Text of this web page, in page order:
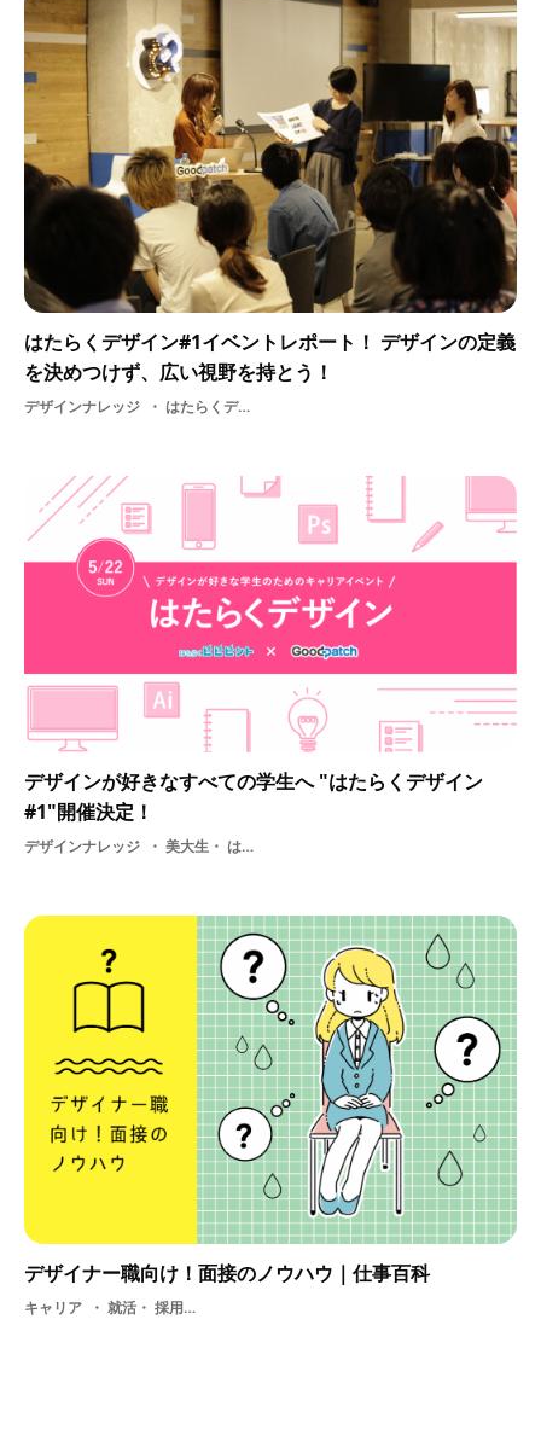
はたらくデザイン#1イベントレポート！ デザインの定義
を決めつけず、広い視野を持とう！
デザインナレッジ はたらくデザイン#1・ Goodpatch・ 新卒・ 仕事
デザインが好きなすべての学生へ "はたらくデザイン
#1"開催決定！
デザインナレッジ 美大生・ はたらくデザイン・ Goodpatch・ クリエイター支援・ 美大
デザイナー職向け！面接のノウハウ｜仕事百科
キャリア 就活・ 採用・ 面接